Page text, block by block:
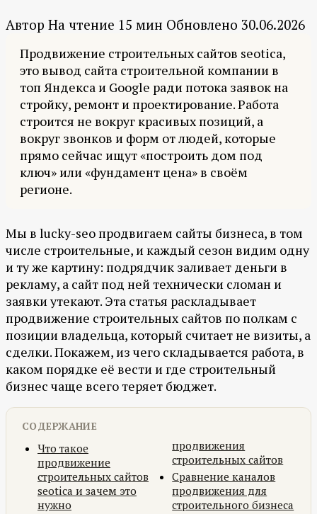
Автор На чтение 15 мин Обновлено 30.06.2026
Продвижение строительных сайтов seotica,
это вывод сайта строительной компании в
топ Яндекса и Google ради потока заявок на
стройку, ремонт и проектирование. Работа
строится не вокруг красивых позиций, а
вокруг звонков и форм от людей, которые
прямо сейчас ищут «построить дом под
ключ» или «фундамент цена» в своём
регионе.
Мы в lucky-seo продвигаем сайты бизнеса, в том
числе строительные, и каждый сезон видим одну
и ту же картину: подрядчик заливает деньги в
рекламу, а сайт под ней технически сломан и
заявки утекают. Эта статья раскладывает
продвижение строительных сайтов по полкам с
позиции владельца, который считает не визиты, а
сделки. Покажем, из чего складывается работа, в
каком порядке её вести и где строительный
бизнес чаще всего теряет бюджет.
СОДЕРЖАНИЕ
Что такое
продвижение
строительных сайтов
seotica и зачем это
нужно
продвижения
строительных сайтов
Сравнение каналов
продвижения для
строительного бизнеса